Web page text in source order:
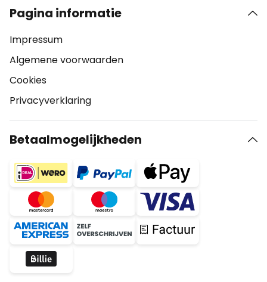
Pagina informatie
Impressum
Algemene voorwaarden
Cookies
Privacyverklaring
Betaalmogelijkheden